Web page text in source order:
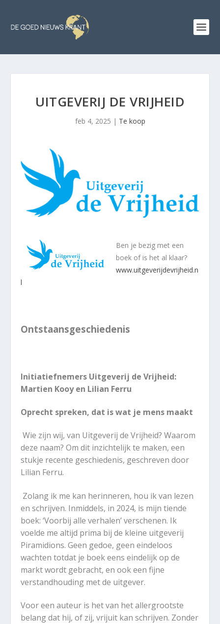
UITGEVERIJ DE VRIJHEID
feb 4, 2025 | Te koop
Ben je bezig met een
boek of is het al klaar?
www.uitgeverijdevrijheid.n
l
Ontstaansgeschiedenis
Initiatiefnemers Uitgeverij de Vrijheid:
Martien Kooy en Lilian Ferru
Oprecht spreken, dat is wat je mens maakt
Wie zijn wij, van Uitgeverij de Vrijheid? Waarom
deze naam? Om dit inzichtelijk te maken, een
stukje recente geschiedenis, geschreven door
Lilian Ferru.
Zolang ik me kan herinneren, hou ik van lezen
en schrijven. Inmiddels, in 2024, is mijn tiende
boek: ‘Voorbij alle verhalen’ verschenen. Ik
voelde me altijd prima bij de kleine uitgeverij
Piramidions. Geen gedoe, geen eindeloos
wachten totdat je boek eens eindelijk op de
markt wordt gebracht, en ook een fijne
verstandhouding met de uitgever.
Voor een auteur is het van het allergrootste
belang dat hij, of zij, vrijuit kan schrijven. Zonder